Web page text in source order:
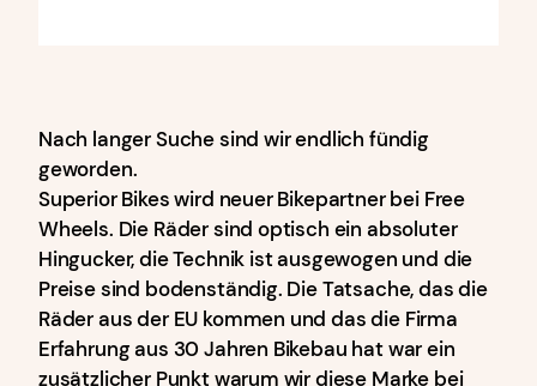
Nach langer Suche sind wir endlich fündig
geworden.
Superior Bikes wird neuer Bikepartner bei Free
Wheels. Die Räder sind optisch ein absoluter
Hingucker, die Technik ist ausgewogen und die
Preise sind bodenständig. Die Tatsache, das die
Räder aus der EU kommen und das die Firma
Erfahrung aus 30 Jahren Bikebau hat war ein
zusätzlicher Punkt warum wir diese Marke bei